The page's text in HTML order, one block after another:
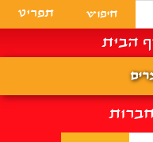
הבית
תפריט